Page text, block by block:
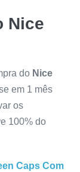
Nice
do Nice
em 1 mês
os
100% do
Caps Com